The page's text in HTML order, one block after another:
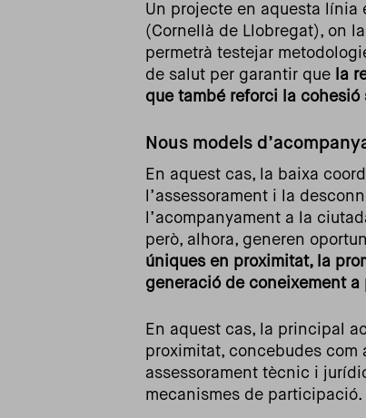
Un projecte en aquesta línia
(Cornellà de Llobregat), on
permetrà testejar
de salut per garantir que
la
que també reforci la
Nous models
En aquest cas, la baixa
l’assessorament i la
l’acompanyament a la
però, alhora, generen
úniques en proximitat, la
generació de coneixement
En aquest cas, la principal
proximitat, concebudes com
assessorament tècnic i
mecanismes de participació.